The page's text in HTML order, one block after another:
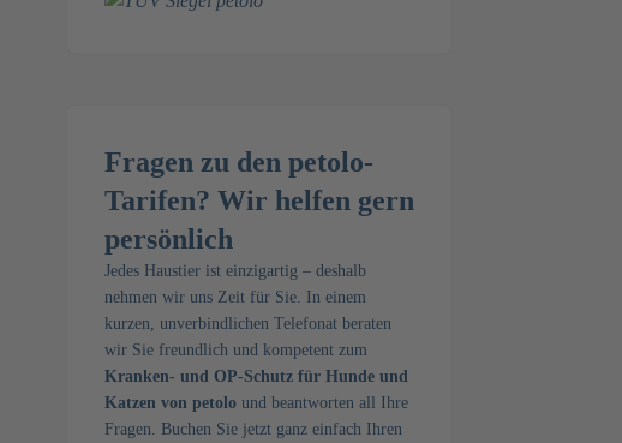
Fragen zu den petolo-
Tarifen? Wir helfen gern
persönlich
Jedes Haustier ist einzigartig – deshalb
nehmen wir uns Zeit für Sie. In einem
kurzen, unverbindlichen Telefonat beraten
wir Sie freundlich und kompetent zum
Kranken- und OP-Schutz für Hunde und
Katzen von petolo und beantworten all Ihre
Fragen. Buchen Sie jetzt ganz einfach Ihren